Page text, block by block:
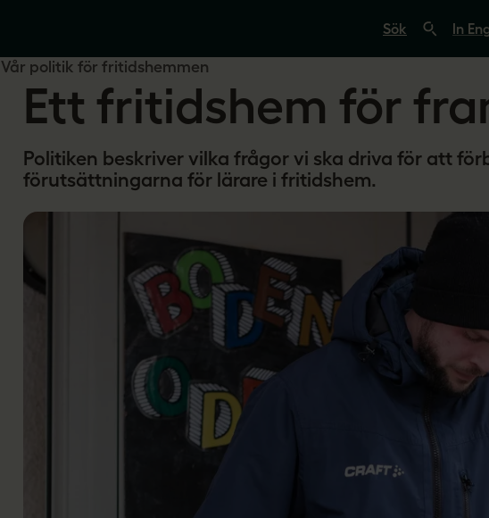
ö
p
v
e
g
l
a
In
Vår politik för fritidshemmen
Ett fritidshem för
Politiken beskriver vilka frågor vi ska driva för att
förutsättningarna för lärare i fritidshem.